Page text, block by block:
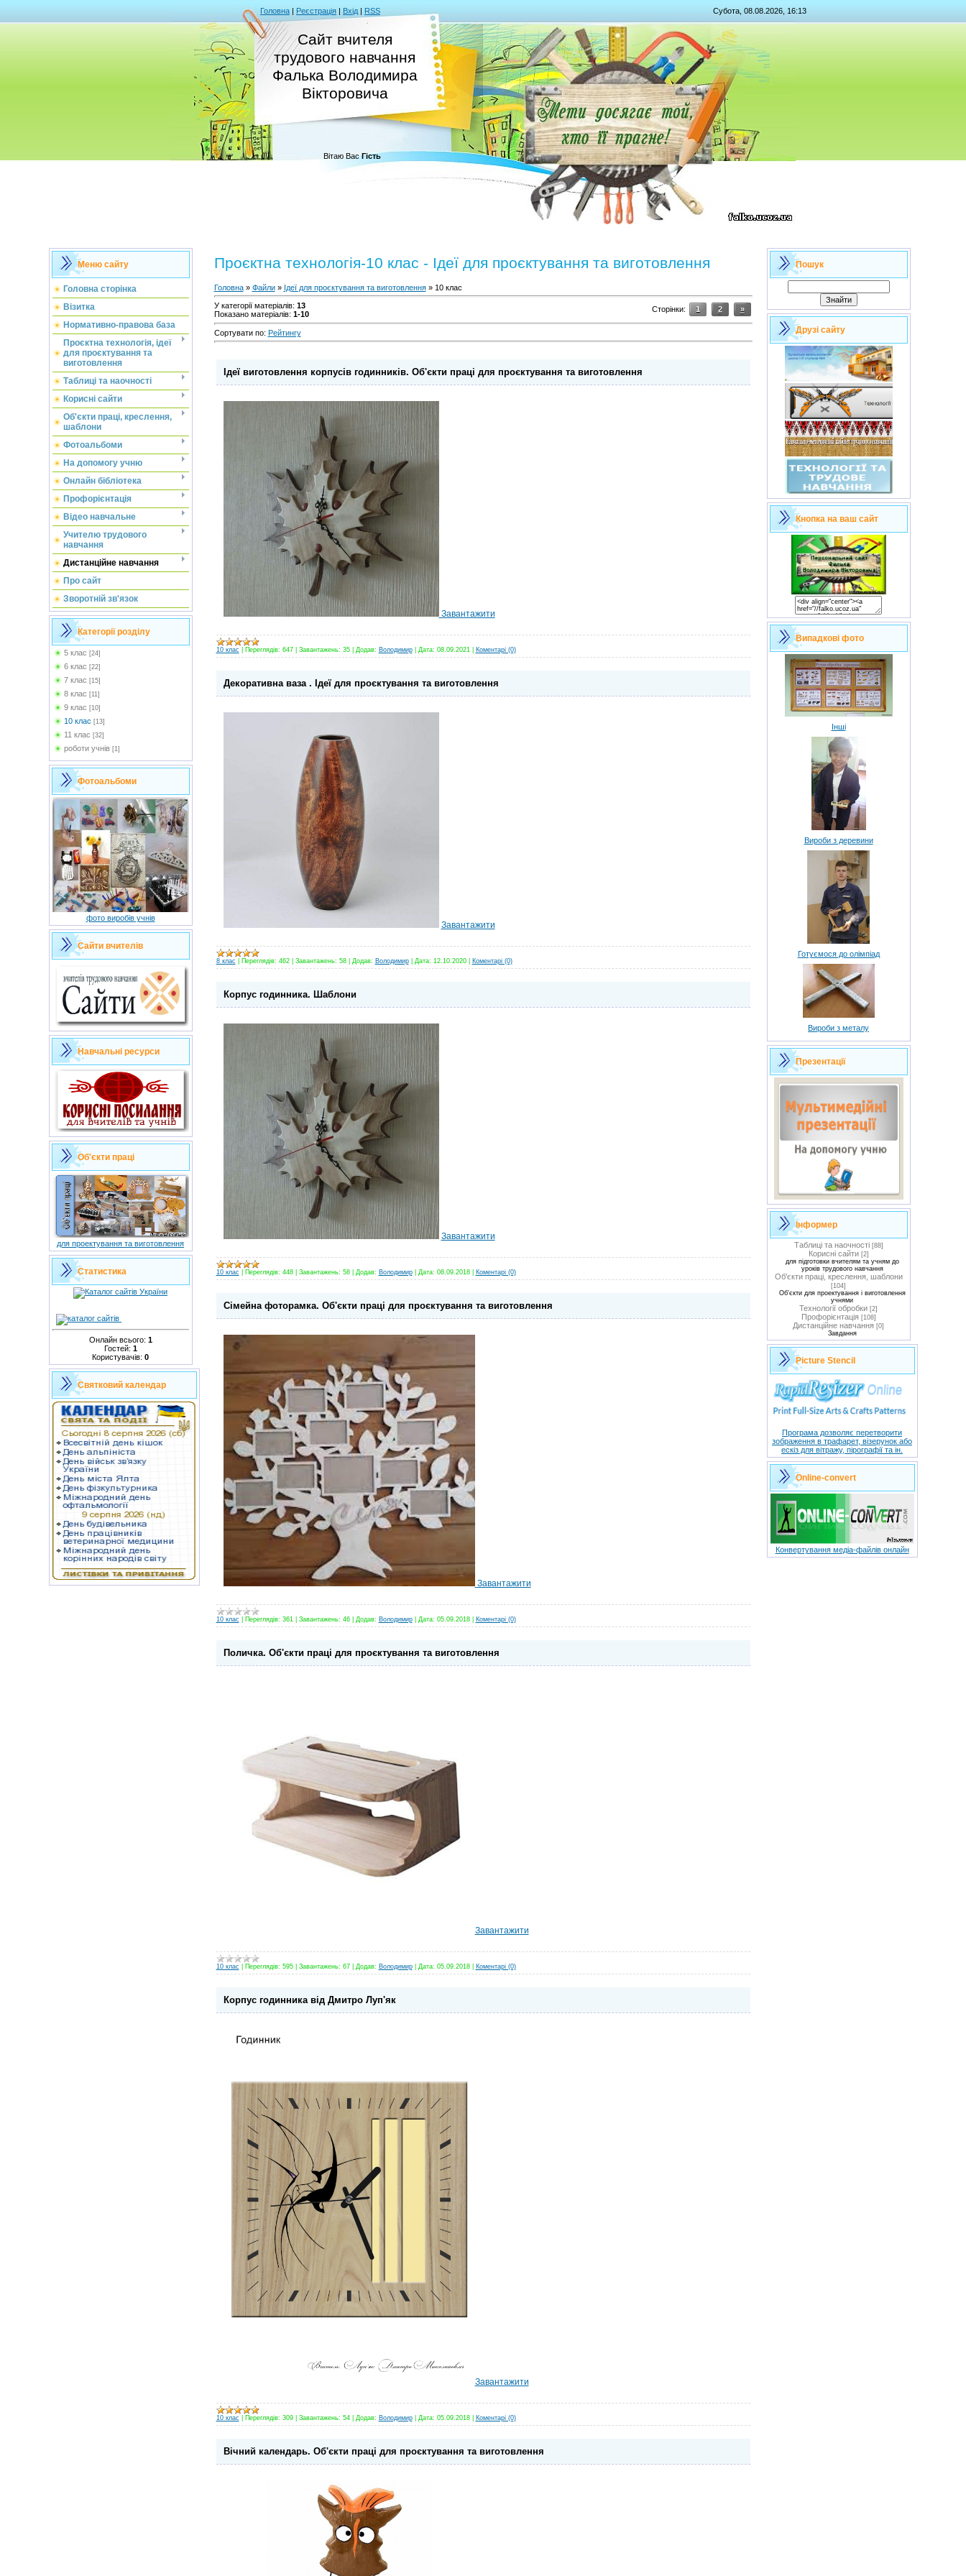
Головна | Реєстрація | Вхід | RSS Субота, 08.08.2026, 16:13
Сайт вчителя
трудового навчання
Фалька Володимира
Вікторовича
Вітаю Вас Гість
Меню сайту
Головна сторінка
Візитка
Нормативно-правова база
Проєктна технологія, ідеї
для проєктування та
виготовлення
Таблиці та наочності
Корисні сайти
Об'єкти праці, креслення,
шаблони
Фотоальбоми
На допомогу учню
Онлайн бібліотека
Профорієнтація
Відео навчальне
Учителю трудового
навчання
Дистанційне навчання
Про сайт
Зворотній зв'язок
Категорії розділу
5 клас [24]
6 клас [22]
7 клас [15]
8 клас [11]
9 клас [10]
10 клас [13]
11 клас [32]
роботи учнів [1]
Фотоальбоми
фото виробів учнів
Сайти вчителів
Навчальні ресурси
Об'єкти праці
для проектування та виготовлення
Статистика
Онлайн всього: 1
Гостей: 1
Користувачів: 0
Святковий календар
Проєктна технологія-10 клас - Ідеї для проєктування та виготовлення
Головна» Файли» Ідеї для проєктування та виготовлення» 10 клас
У категорії матеріалів: 13
Показано матеріалів: 1-10
Сторінки: 1 2 »
Сортувати по: Рейтингу
Ідеї виготовлення корпусів годинників. Об'єкти праці для проєктування та виготовлення
Завантажити
10 клас Переглядів: 647| Завантажень: 35| Додав: Володимир| Дата: 08.09.2021 Коментарі (0)
Декоративна ваза . Ідеї для проєктування та виготовлення
Завантажити
8 клас Переглядів: 462| Завантажень: 58| Додав: Володимир| Дата: 12.10.2020 Коментарі (0)
Корпус годинника. Шаблони
Завантажити
10 клас Переглядів: 448| Завантажень: 58| Додав: Володимир| Дата: 08.09.2018 Коментарі (0)
Сімейна фоторамка. Об'єкти праці для проєктування та виготовлення
Завантажити
10 клас Переглядів: 361| Завантажень: 46| Додав: Володимир| Дата: 05.09.2018 Коментарі (0)
Поличка. Об'єкти праці для проєктування та виготовлення
Завантажити
10 клас Переглядів: 595| Завантажень: 67| Додав: Володимир| Дата: 05.09.2018 Коментарі (0)
Корпус годинника від Дмитро Луп'як
Завантажити
10 клас Переглядів: 309| Завантажень: 54| Додав: Володимир| Дата: 05.09.2018 Коментарі (0)
Вічний календарь. Об'єкти праці для проєктування та виготовлення
Пошук
Друзі сайту
Кнопка на ваш сайт
Випадкові фото
Інші
Вироби з деревини
Готуємося до олімпіад
Вироби з металу
Презентації
Інформер
Таблиці та наочності [88]
Корисні сайти [2]
для підготовки вчителям та учням до
уроків трудового навчання
Об'єкти праці, креслення, шаблони
[104]
Об'єкти для проектування і виготовлення
учнями
Технології обробки [2]
Профорієнтація [108]
Дистанційне навчання [0]
Завдання
Picture Stencil
Програма дозволяє перетворити
зображення в трафарет, візерунок або
ескіз для вітражу, пірографії та ін.
Оnline-convert
Конвертування медіа-файлів онлайн